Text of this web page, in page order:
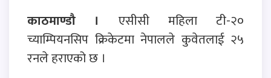
काठमाण्डौ । एसीसी महिला टी-२०
च्याम्पियनसिप क्रिकेटमा नेपालले कुवेतलाई २५
रनले हराएको छ ।